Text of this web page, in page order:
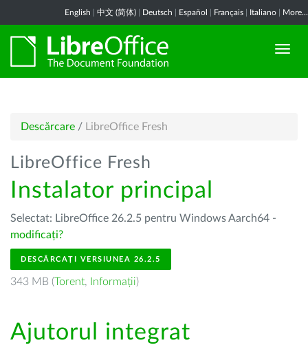
English 中文 (简体) Deutsch Español Français Italiano More...
Descărcare / LibreOffice Fresh
LibreOffice Fresh
Instalator principal
Selectat: LibreOffice 26.2.5 pentru Windows Aarch64 -
modificați?
DESCĂRCAȚI VERSIUNEA 26.2.5
343 MB (Torent, Informații)
Ajutorul integrat